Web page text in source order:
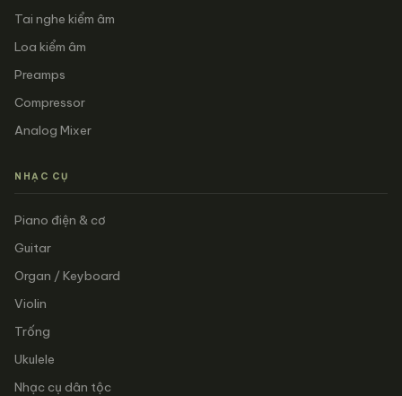
Tai nghe kiểm âm
Loa kiểm âm
Preamps
Compressor
Analog Mixer
NHẠC CỤ
Piano điện & cơ
Guitar
Organ / Keyboard
Violin
Trống
Ukulele
Nhạc cụ dân tộc